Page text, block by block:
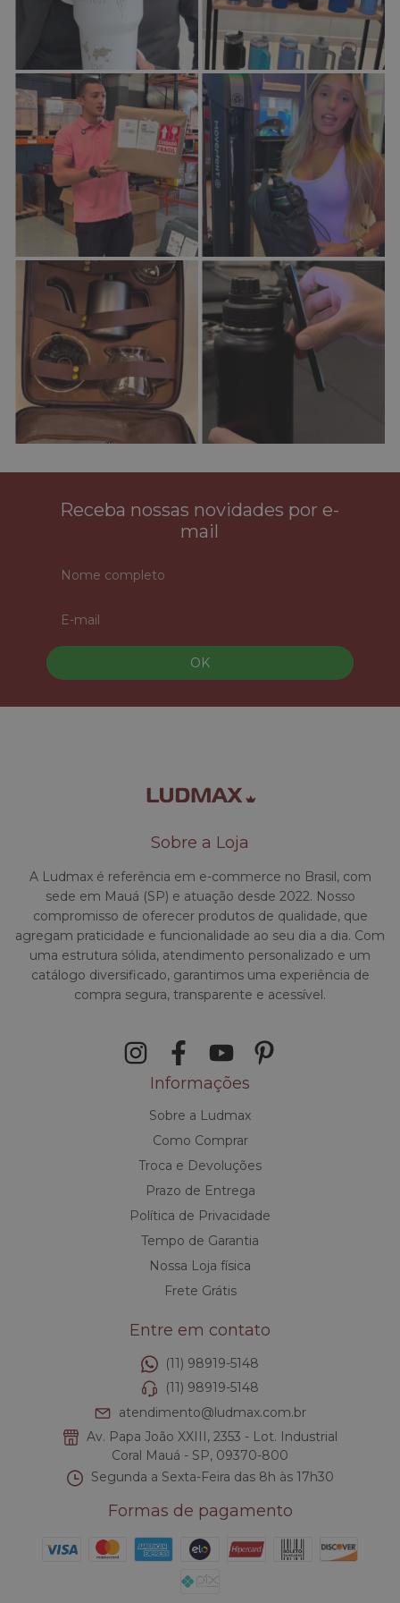
Receba nossas novidades por e-
mail
Sobre a Loja
A Ludmax é referência em e-commerce no Brasil, com
sede em Mauá (SP) e atuação desde 2022. Nosso
compromisso de oferecer produtos de qualidade, que
agregam praticidade e funcionalidade ao seu dia a dia. Com
uma estrutura sólida, atendimento personalizado e um
catálogo diversificado, garantimos uma experiência de
compra segura, transparente e acessível.
Informações
Sobre a Ludmax
Como Comprar
Troca e Devoluções
Prazo de Entrega
Política de Privacidade
Tempo de Garantia
Nossa Loja física
Frete Grátis
Entre em contato
(11) 98919-5148
(11) 98919-5148
atendimento@ludmax.com.br
Av. Papa João XXIII, 2353 - Lot. Industrial
Coral Mauá - SP, 09370-800
Segunda a Sexta-Feira das 8h às 17h30
Formas de pagamento